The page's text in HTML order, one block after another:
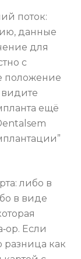
поток:
данные
для
с
положение
ещё
либо в
в виде
Если
разница как